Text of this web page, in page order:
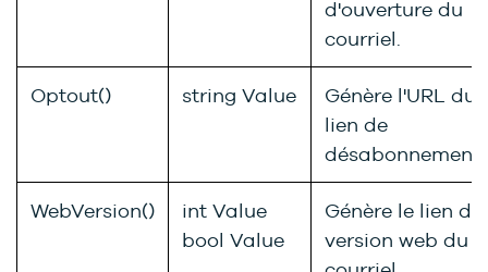
d'ouverture du
courriel.
Optout() string Value
Génère l'URL du
lien de
désabonnement.
WebVersion()
int Value
bool Value
Génère le lien de
version web du